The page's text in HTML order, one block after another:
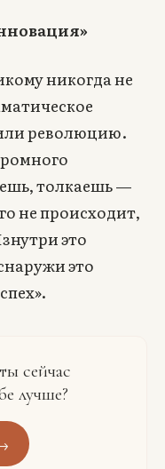
никогда не
революцию.
толкаешь —
не происходит,
это
это
сейчас
лучше?